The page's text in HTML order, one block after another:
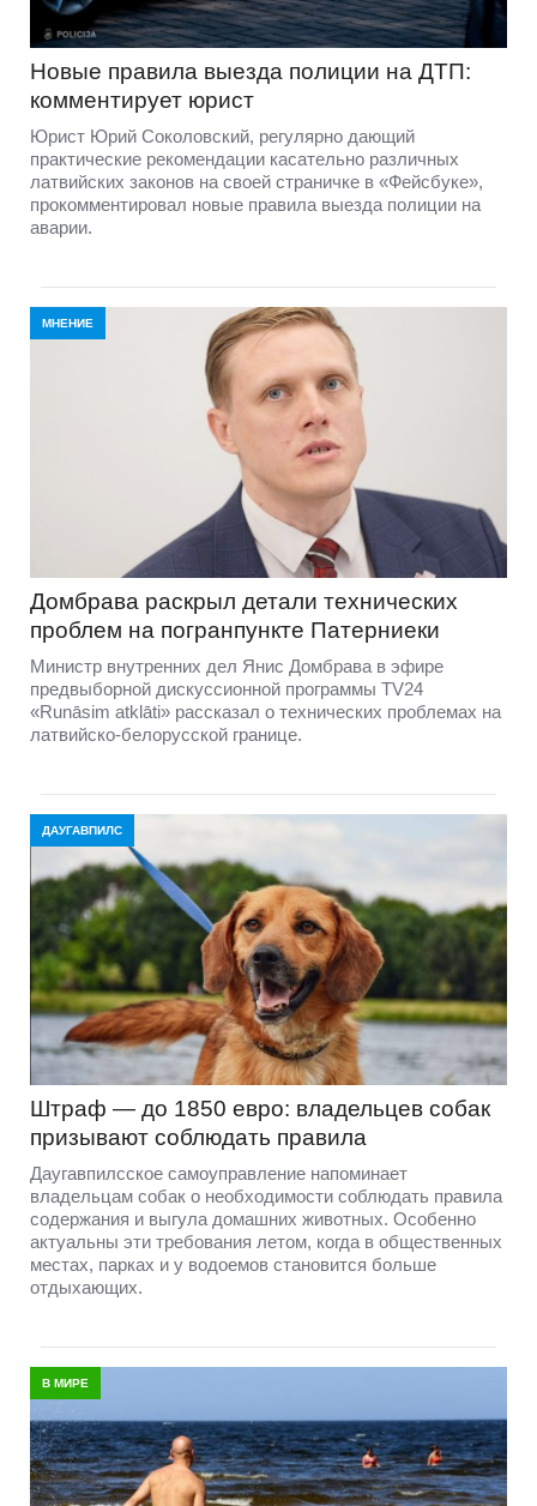
Новые правила выезда полиции на ДТП:
комментирует юрист
Юрист Юрий Соколовский, регулярно дающий
практические рекомендации касательно различных
латвийских законов на своей страничке в «Фейсбуке»,
прокомментировал новые правила выезда полиции на
аварии.
МНЕНИЕ
Домбравa раскрыл детали технических
проблем на погранпункте Патерниеки
Министр внутренних дел Янис Домбрава в эфире
предвыборной дискуссионной программы TV24
«Runāsim atklāti» рассказал о технических проблемах на
латвийско-белорусской границе.
ДАУГАВПИЛС
Штраф — до 1850 евро: владельцев собак
призывают соблюдать правила
Даугавпилсское самоуправление напоминает
владельцам собак о необходимости соблюдать правила
содержания и выгула домашних животных. Особенно
актуальны эти требования летом, когда в общественных
местах, парках и у водоемов становится больше
отдыхающих.
В МИРЕ